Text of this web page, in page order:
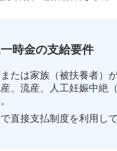
時金の支給要件
たは家族（被扶養者）
、流産、人工妊娠中絶
直接支払制度を利用し